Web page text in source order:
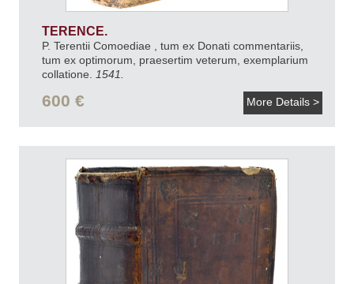
TERENCE.
P. Terentii Comoediae , tum ex Donati commentariis,
tum ex optimorum, praesertim veterum, exemplarium
collatione.
1541.
600 € More Details >